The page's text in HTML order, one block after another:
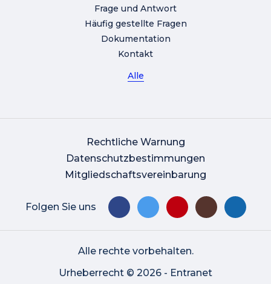
Frage und Antwort
Häufig gestellte Fragen
Dokumentation
Kontakt
Alle
Rechtliche Warnung
Datenschutzbestimmungen
Mitgliedschaftsvereinbarung
Folgen Sie uns
Alle rechte vorbehalten.
Urheberrecht © 2026 - Entranet